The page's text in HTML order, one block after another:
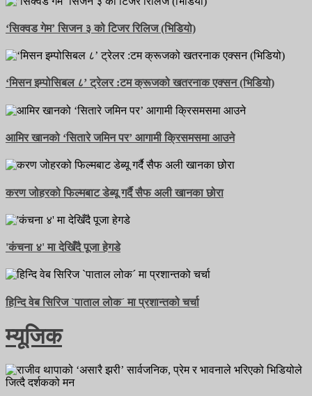
‘सिक्वड गेम’ सिजन ३ को टिजर रिलिज (भिडियो)
‘मिसन इम्पोसिबल ८’ ट्रेलर :टम क्रूजको खतरनाक एक्सन (भिडियो)
आमिर खानको ‘सितारे जमिन पर’ आगामी क्रिसमसमा आउने
करण जोहरको फिल्मबाट डेब्यू गर्दै सैफ अली खानका छोरा
'कंचना ४' मा देखिँदै पूजा हेगडे
हिन्दि वेब सिरिज `पाताल लोक´ मा प्रशान्तको चर्चा
म्यूजिक